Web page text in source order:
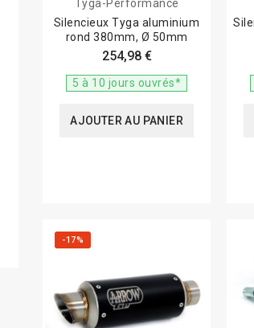
Tyga-Performance
Silencieux Tyga aluminium
rond 380mm, Ø 50mm
254,98 €
5 à 10 jours ouvrés*
AJOUTER AU PANIER
-17%